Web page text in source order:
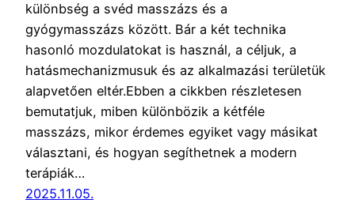
különbség a svéd masszázs és a
gyógymasszázs között. Bár a két technika
hasonló mozdulatokat is használ, a céljuk, a
hatásmechanizmusuk és az alkalmazási területük
alapvetően eltér.Ebben a cikkben részletesen
bemutatjuk, miben különbözik a kétféle
masszázs, mikor érdemes egyiket vagy másikat
választani, és hogyan segíthetnek a modern
terápiák…
2025.11.05.